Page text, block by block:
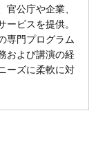
官公庁や企業、
ービスを提供。
専門プログラム
および講演の経
ーズに柔軟に対